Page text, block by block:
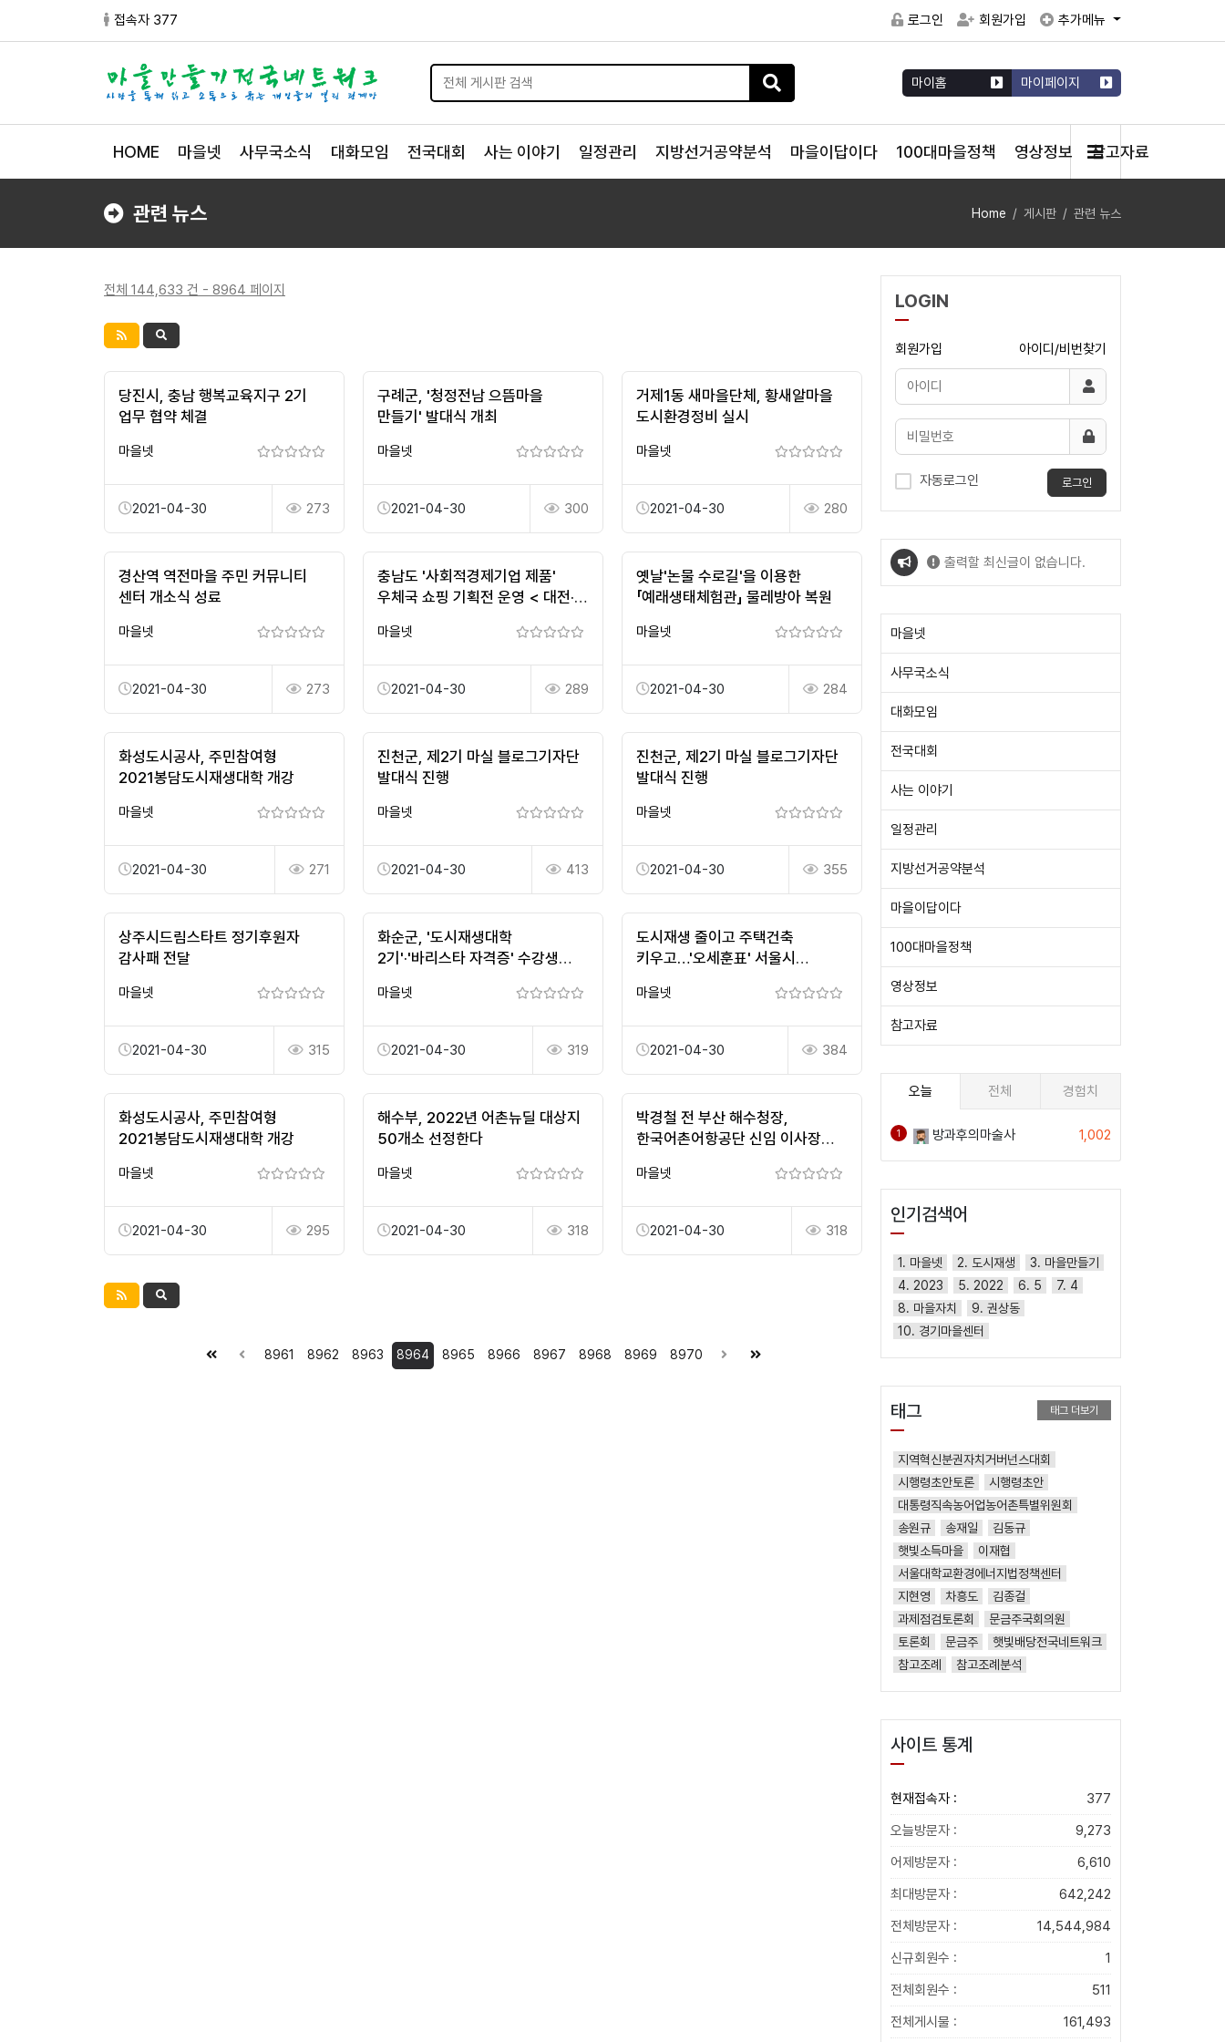
접속자 377 로그인 회원가입 추가메뉴
마이홈 마이페이지
HOME 마을넷 사무국소식 대화모임 전국대회 사는 이야기 일정관리 지방선거공약분석 마을이답이다 100대마을정책 영상정보 참고자료
관련 뉴스 Home 게시판 관련 뉴스
전체 144,633 건 - 8964 페이지
당진시, 충남 행복교육지구 2기
업무 협약 체결
마을넷
2021-04-30 273
구례군, '청정전남 으뜸마을
만들기' 발대식 개최
마을넷
2021-04-30 300
거제1동 새마을단체, 황새알마을
도시환경정비 실시
마을넷
2021-04-30 280
경산역 역전마을 주민 커뮤니티
센터 개소식 성료
마을넷
2021-04-30 273
충남도 '사회적경제기업 제품'
우체국 쇼핑 기획전 운영 < 대전·
이로운넷
마을넷
2021-04-30 289
옛날'논물 수로길'을 이용한
「예래생태체험관」 물레방아 복원
마을넷
2021-04-30 284
화성도시공사, 주민참여형
2021봉담도시재생대학 개강
마을넷
2021-04-30 271
진천군, 제2기 마실 블로그기자단
발대식 진행
마을넷
2021-04-30 413
진천군, 제2기 마실 블로그기자단
발대식 진행
마을넷
2021-04-30 355
상주시드림스타트 정기후원자
감사패 전달
마을넷
2021-04-30 315
화순군, '도시재생대학
2기'·'바리스타 자격증' 수강생
마을넷
2021-04-30 319
도시재생 줄이고 주택건축
키우고…'오세훈표' 서울시
한겨레모바일
마을넷
2021-04-30 384
화성도시공사, 주민참여형
2021봉담도시재생대학 개강
마을넷
2021-04-30 295
해수부, 2022년 어촌뉴딜 대상지
50개소 선정한다
마을넷
2021-04-30 318
박경철 전 부산 해수청장,
한국어촌어항공단 신임 이사장
마을넷
2021-04-30 318
8961 8962 8963 8964 8965 8966 8967 8968 8969 8970
LOGIN
회원가입 아이디/비번찾기
자동로그인 로그인
출력할 최신글이 없습니다.
마을넷
사무국소식
대화모임
전국대회
사는 이야기
일정관리
지방선거공약분석
마을이답이다
100대마을정책
영상정보
참고자료
오늘 전체 경험치
1 방과후의마술사 1,002
인기검색어
1. 마을넷 2. 도시재생
3. 마을만들기
4. 2023
5. 2022 6. 5
7. 4
8. 마을자치
9. 권상동
10. 경기마을센터
태그 태그 더보기
지역혁신분권자치거버넌스대회
시행령초안토론
시행령초안
대통령직속농어업농어촌특별위원회
송원규
송재일
김동규
햇빛소득마을
이재협
서울대학교환경에너지법정책센터
지현영
차흥도
김종걸
과제점검토론회
문금주국회의원
토론회
문금주
햇빛배당전국네트워크
참고조례
참고조례분석
사이트 통계
현재접속자 :
377
오늘방문자 :
9,273
어제방문자 :
6,610
최대방문자 :
642,242
전체방문자 :
14,544,984
신규회원수 :
1
전체회원수 :
511
전체게시물 :
161,493